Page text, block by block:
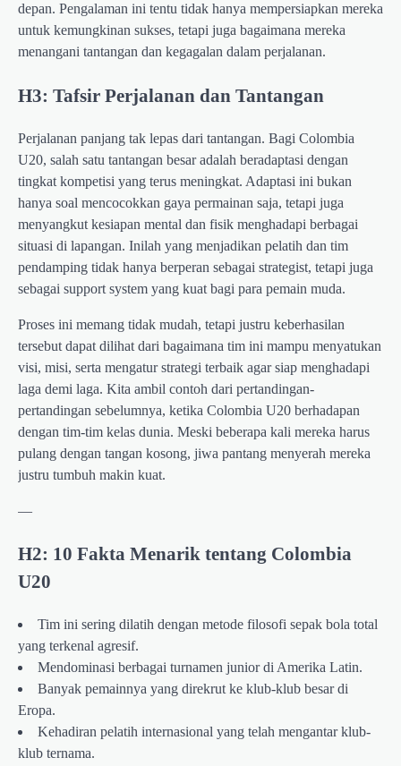
depan. Pengalaman ini tentu tidak hanya mempersiapkan mereka
untuk kemungkinan sukses, tetapi juga bagaimana mereka
menangani tantangan dan kegagalan dalam perjalanan.
H3: Tafsir Perjalanan dan Tantangan
Perjalanan panjang tak lepas dari tantangan. Bagi Colombia
U20, salah satu tantangan besar adalah beradaptasi dengan
tingkat kompetisi yang terus meningkat. Adaptasi ini bukan
hanya soal mencocokkan gaya permainan saja, tetapi juga
menyangkut kesiapan mental dan fisik menghadapi berbagai
situasi di lapangan. Inilah yang menjadikan pelatih dan tim
pendamping tidak hanya berperan sebagai strategist, tetapi juga
sebagai support system yang kuat bagi para pemain muda.
Proses ini memang tidak mudah, tetapi justru keberhasilan
tersebut dapat dilihat dari bagaimana tim ini mampu menyatukan
visi, misi, serta mengatur strategi terbaik agar siap menghadapi
laga demi laga. Kita ambil contoh dari pertandingan-
pertandingan sebelumnya, ketika Colombia U20 berhadapan
dengan tim-tim kelas dunia. Meski beberapa kali mereka harus
pulang dengan tangan kosong, jiwa pantang menyerah mereka
justru tumbuh makin kuat.
—
H2: 10 Fakta Menarik tentang Colombia
U20
Tim ini sering dilatih dengan metode filosofi sepak bola total
yang terkenal agresif.
Mendominasi berbagai turnamen junior di Amerika Latin.
Banyak pemainnya yang direkrut ke klub-klub besar di
Eropa.
Kehadiran pelatih internasional yang telah mengantar klub-
klub ternama.